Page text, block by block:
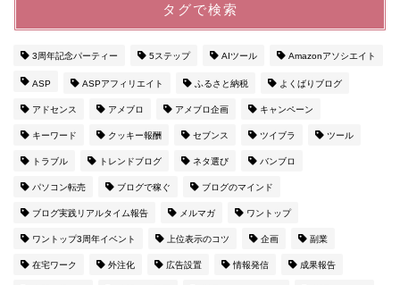
タグで検索
3周年記念パーティー 5ステップ AIツール Amazonアソシエイト
ASP ASPアフィリエイト ふるさと納税 よくばりブログ
アドセンス アメブロ アメブロ企画 キャンペーン
キーワード クッキー報酬 セブンス ツイブラ ツール
トラブル トレンドブログ ネタ選び バンブロ
パソコン転売 ブログで稼ぐ ブログのマインド
ブログ実践リアルタイム報告 メルマガ ワントップ
ワントップ3周年イベント 上位表示のコツ 企画 副業
在宅ワーク 外注化 広告設置 情報発信 成果報告